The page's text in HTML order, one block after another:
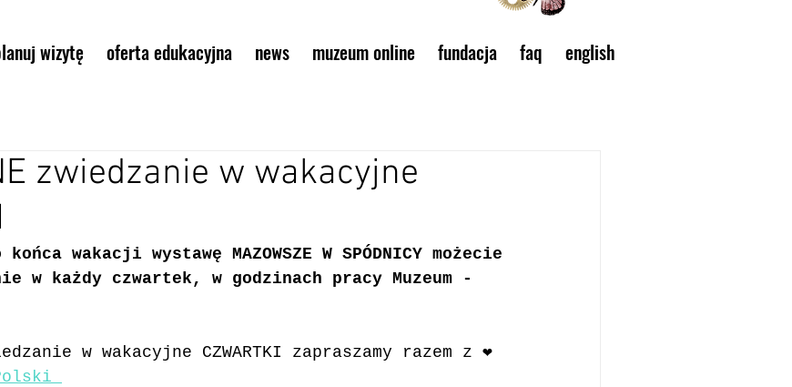
wizytę oferta edukacyjna news muzeum online fundacja faq english
zwiedzanie w wakacyjne
wakacji wystawę MAZOWSZE W SPÓDNICY możecie
w każdy czwartek, w godzinach pracy Muzeum -
w wakacyjne CZWARTKI zapraszamy razem z ❤️